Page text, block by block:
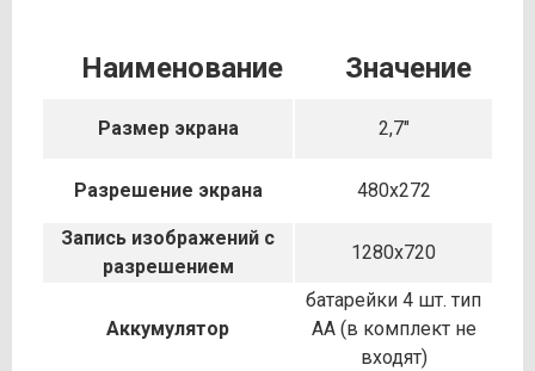
Наименование Значение
Размер экрана 2,7"
Разрешение экрана 480x272
Запись изображений с
разрешением
1280x720
Аккумулятор
батарейки 4 шт. тип
АА (в комплект не
входят)